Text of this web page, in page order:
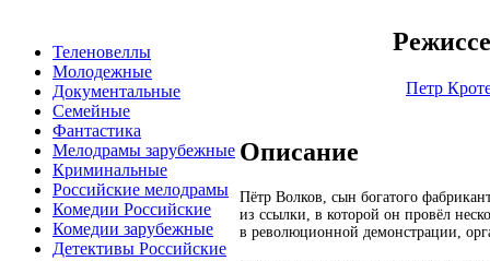
Теленовеллы
Молодежные
Документальные
Семейные
Фантастика
Мелодрамы зарубежные
Криминальные
Российские мелодрамы
Комедии Российские
Комедии зарубежные
Детективы Российские
Петр
Описание
Пётр Волков, сын богатого
из ссылки, в которой он провёл
в революционной демонстрации,